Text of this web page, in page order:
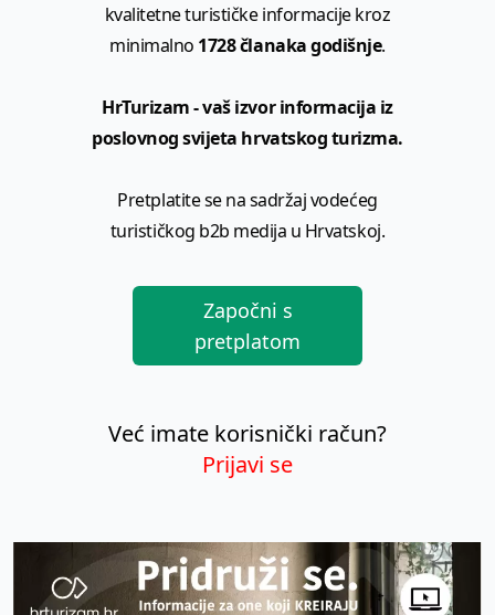
kvalitetne turističke informacije kroz
minimalno 1728 članaka godišnje.
HrTurizam - vaš izvor informacija iz
poslovnog svijeta hrvatskog turizma.
Pretplatite se na sadržaj vodećeg
turističkog b2b medija u Hrvatskoj.
Započni s
pretplatom
Već imate korisnički račun?
Prijavi se